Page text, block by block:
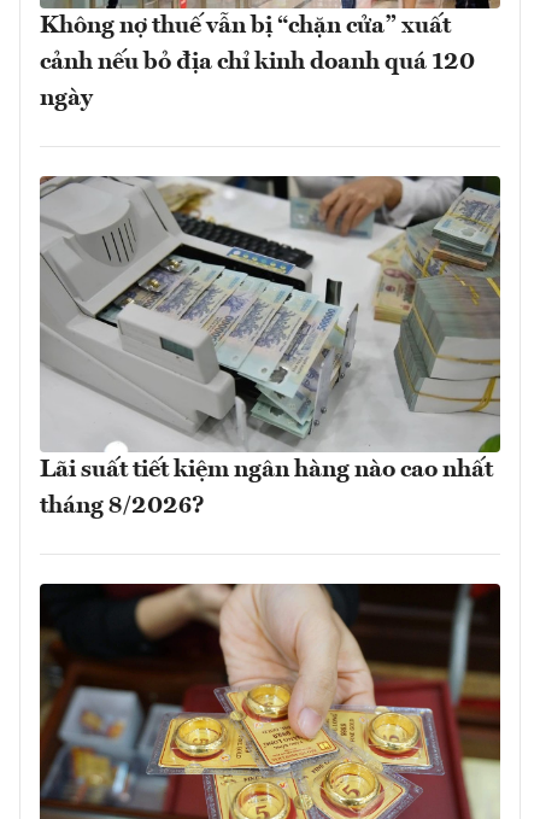
Không nợ thuế vẫn bị “chặn cửa” xuất
cảnh nếu bỏ địa chỉ kinh doanh quá 120
ngày
Lãi suất tiết kiệm ngân hàng nào cao nhất
tháng 8/2026?